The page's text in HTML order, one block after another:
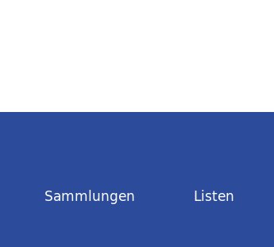
Sammlungen Listen